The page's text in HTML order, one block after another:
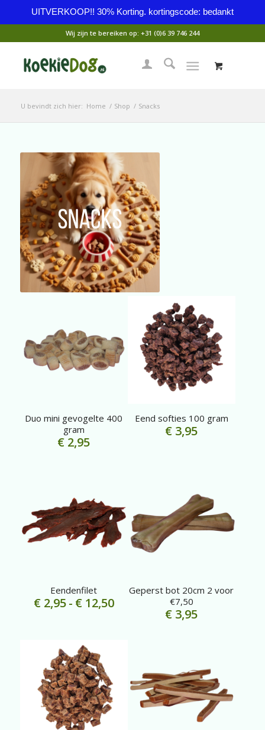
UITVERKOOP!! 30% Korting. kortingscode: bedankt
Wij zijn te bereiken op: +31 (0)6 39 746 244
U bevindt zich hier: Home / Shop / Snacks
Duo mini gevogelte 400
gram
€ 2,95
Eend softies 100 gram
€ 3,95
Eendenfilet
€2,95 - €12,50Prijsklasse:
Geperst bot 20cm 2 voor
€7,50
€ 3,95